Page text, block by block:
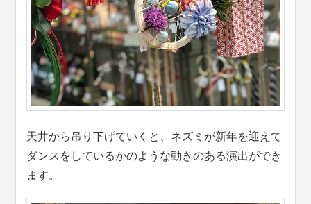
天井から吊り下げていくと、ネズミが新年を迎えて
ダンスをしているかのような動きのある演出ができ
ます。